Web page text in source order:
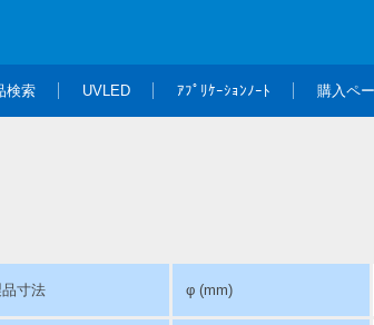
検索 UVLED ｱﾌﾟﾘｹｰｼｮﾝﾉｰﾄ 購入ペ
寸法 φ (mm)